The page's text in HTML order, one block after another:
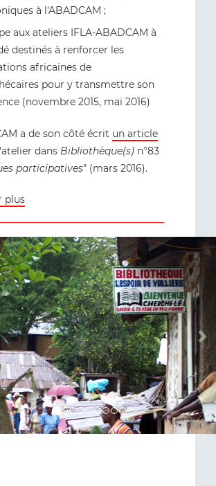
à l'ABADCAM ;
aux ateliers IFLA-ABADCAM à
destinés à renforcer les
africaines de
pour y transmettre son
(novembre 2015, mai 2016)
a de son côté écrit un article
dans Bibliothèque(s) n°83
participatives" (mars 2016).
plus